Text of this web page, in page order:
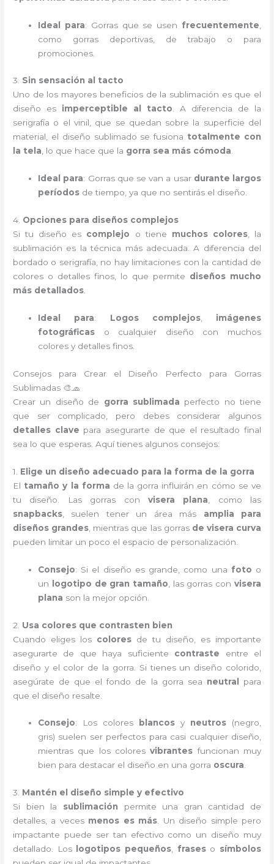
Ideal para: Gorras que se usen frecuentemente
como gorras deportivas, de trabajo o para
promociones.
3. Sin sensación al tacto
Uno de los mayores beneficios de la sublimación es que el
diseño es imperceptible al tacto. A diferencia de la
serigrafía o el vinil, que se quedan sobre la superficie del
material, el diseño sublimado se fusiona totalmente con
la tela, lo que hace que la gorra sea más cómoda.
Ideal para: Gorras que se van a usar durante largos
períodos de tiempo, ya que no sentirás el diseño.
4. Opciones para diseños complejos
Si tu diseño es complejo o tiene muchos colores, la
sublimación es la técnica más adecuada. A diferencia del
bordado o serigrafía, no hay limitaciones con la cantidad de
colores o detalles finos, lo que permite diseños mucho
más detallados
Ideal para: Logos complejos, imágenes
fotográficas o cualquier diseño con muchos
colores y detalles finos.
Consejos para Crear el Diseño Perfecto para Gorras
Sublimadas 🎨🧢
Crear un diseño de gorra sublimada perfecto no tiene
que ser complicado, pero debes considerar algunos
detalles clave para asegurarte de que el resultado final
sea lo que esperas. Aquí tienes algunos consejos:
1. Elige un diseño adecuado para la forma de la gorra
El tamaño y la forma de la gorra influirán en cómo se ve
tu diseño. Las gorras con visera plana , como las
snapbacks , suelen tener un área más amplia para
diseños grandes , mientras que las gorras de visera curva
pueden limitar un poco el espacio de personalización.
Consejo: Si el diseño es grande, como una foto o
un
logotipo de gran tamaño , las gorras con visera
plana son la mejor opción.
2. Usa colores que contrasten bien
Cuando eliges los colores de tu diseño, es importante
asegurarte de que haya suficiente contraste entre el
diseño y el color de la gorra. Si tienes un diseño colorido,
asegúrate de que el fondo de la gorra sea neutral para
que el diseño resalte.
Consejo: Los colores blancos y neutros(negro,
gris) suelen ser perfectos para casi cualquier diseño,
mientras que los coloresvibrantes funcionan muy
bien para destacar el diseño en una gorra oscura.
3. Mantén el diseño simple y efectivo
Si bien la sublimación permite una gran cantidad de
detalles, a veces menos es más. Un diseño simple pero
impactante puede ser tan efectivo como un diseño muy
detallado. Los
logotipos pequeños, fraseso símbolos